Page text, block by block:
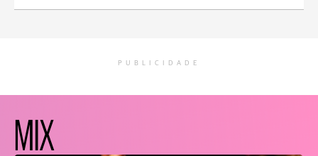
PUBLICIDADE
MIX